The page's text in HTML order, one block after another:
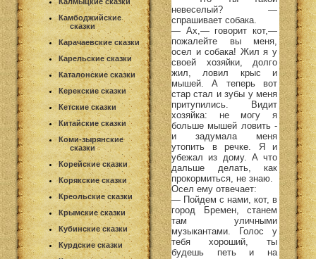
Камбоджийские
сказки
Карачаевские сказки
Карельские сказки
Каталонские сказки
Керекские сказки
Кетские сказки
Китайские сказки
Коми-зырянские
сказки
Корейские сказки
Корякские сказки
Креольские сказки
Крымские сказки
Кубинские сказки
Курдские сказки
невеселый? —
спрашивает собака.
— Ах,— говорит кот,—
пожалейте вы меня,
осел и собака! Жил я у
своей хозяйки, долго
жил, ловил крыс и
мышей. А теперь вот
стар стал и зубы у меня
притупились. Видит
хозяйка: не могу я
больше мышей ловить -
и задумала меня
утопить в речке. Я и
убежал из дому. А что
дальше делать, как
прокормиться, не знаю.
Осел ему отвечает:
— Пойдем с нами, кот, в
город Бремен, станем
там уличными
музыкантами. Голос у
тебя хороший, ты
будешь петь и на